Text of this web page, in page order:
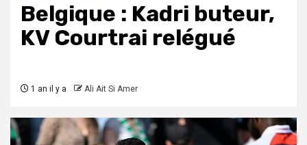
Belgique : Kadri buteur,
KV Courtrai relégué
1 an il y a Ali Ait Si Amer